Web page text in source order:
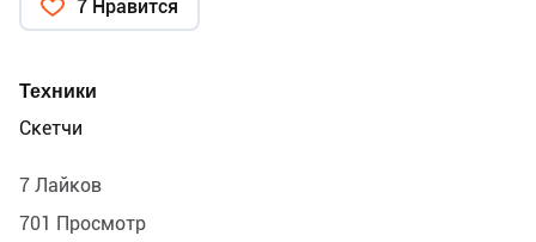
и акрилом.7 Нравится
Техники
Скетчи
7 Лайков
701 Просмотр